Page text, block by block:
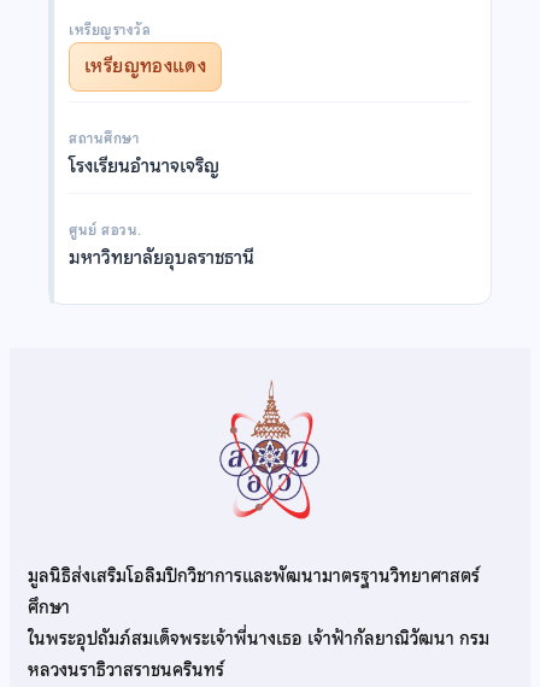
เหรียญรางวัล
เหรียญทองแดง
สถานศึกษา
โรงเรียนอำนาจเจริญ
ศูนย์ สอวน.
มหาวิทยาลัยอุบลราชธานี
มูลนิธิส่งเสริมโอลิมปิกวิชาการและพัฒนามาตรฐานวิทยาศาสตร์
ศึกษา
ในพระอุปถัมภ์สมเด็จพระเจ้าพี่นางเธอ เจ้าฟ้ากัลยาณิวัฒนา กรม
หลวงนราธิวาสราชนครินทร์